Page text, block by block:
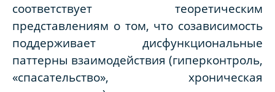
соответствует теоретическим
представлениям о том, что созависимость
поддерживает дисфункциональные
паттерны взаимодействия (гиперконтроль,
«спасательство», хроническая